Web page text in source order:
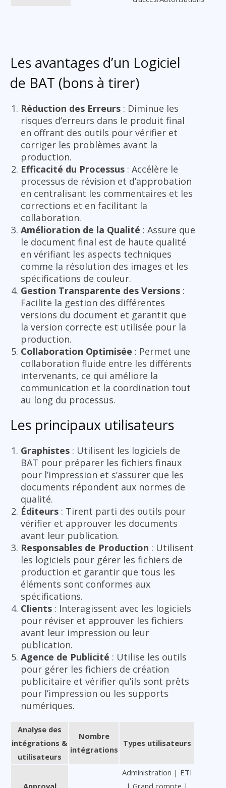
Les avantages d’un Logiciel
de BAT (bons à tirer)
Réduction des Erreurs : Diminue les
risques d’erreurs dans le produit final
en offrant des outils pour vérifier et
corriger les problèmes avant la
production.
Efficacité du Processus : Accélère le
processus de révision et d’approbation
en centralisant les commentaires et les
corrections et en facilitant la
collaboration.
Amélioration de la Qualité : Assure que
le document final est de haute qualité
en vérifiant les aspects techniques
comme la résolution des images et les
spécifications de couleur.
Gestion Transparente des Versions :
Facilite la gestion des différentes
versions du document et garantit que
la version correcte est utilisée pour la
production.
Collaboration Optimisée : Permet une
collaboration fluide entre les différents
intervenants, ce qui améliore la
communication et la coordination tout
au long du processus.
Les principaux utilisateurs
Graphistes : Utilisent les logiciels de
BAT pour préparer les fichiers finaux
pour l’impression et s’assurer que les
documents répondent aux normes de
qualité.
Éditeurs : Tirent parti des outils pour
vérifier et approuver les documents
avant leur publication.
Responsables de Production : Utilisent
les logiciels pour gérer les fichiers de
production et garantir que tous les
éléments sont conformes aux
spécifications.
Clients : Interagissent avec les logiciels
pour réviser et approuver les fichiers
avant leur impression ou leur
publication.
Agence de Publicité : Utilise les outils
pour gérer les fichiers de création
publicitaire et vérifier qu’ils sont prêts
pour l’impression ou les supports
numériques.
Analyse des
intégrations &
utilisateurs
Nombre
intégrations
Types utilisateurs
Administration | ETI